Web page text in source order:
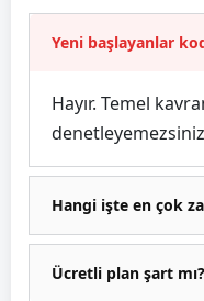
Yeni başlayanlar
Hayır. Temel
Hangi işte en çok
Ücretli plan şart mı?